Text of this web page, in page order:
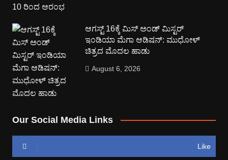
ಆಗಸ್ಟ್ 16ಕ್ಕೆ ಮಿಸ್ ಅಂಡ್ ಮಿಸ್ಟರ್
ಇಂಡಿಯಾ ಮೆಗಾ ಆಡಿಷನ್: ಮುಧೋಳ್
ಚಿತ್ರದ ಮೊದಲ ಹಾಡು
August 6, 2026
Our Social Media Links
Like